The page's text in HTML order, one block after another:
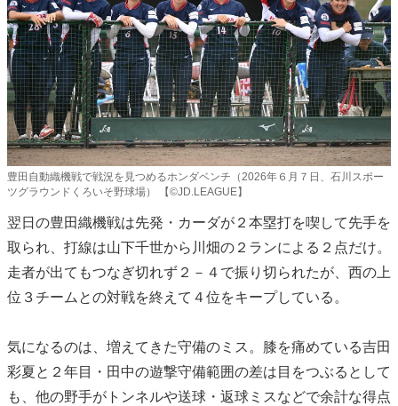
豊田自動織機戦で戦況を見つめるホンダベンチ（2026年６月７日、石川スポー
ツグラウンドくろいそ野球場） 【©JD.LEAGUE】
翌日の豊田織機戦は先発・カーダが２本塁打を喫して先手を
取られ、打線は山下千世から川畑の２ランによる２点だけ。
走者が出てもつなぎ切れず２－４で振り切られたが、西の上
位３チームとの対戦を終えて４位をキープしている。
気になるのは、増えてきた守備のミス。膝を痛めている吉田
彩夏と２年目・田中の遊撃守備範囲の差は目をつぶるとして
も、他の野手がトンネルや送球・返球ミスなどで余計な得点